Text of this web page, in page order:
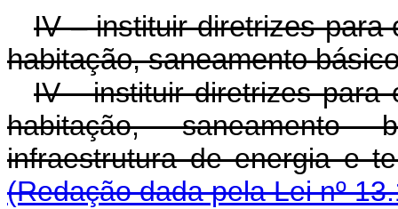
IV – instituir diretrizes para
habitação, saneamento
IV - instituir diretrizes para
habitação, saneamento
infraestrutura de
(Redação dada pela Lei nº